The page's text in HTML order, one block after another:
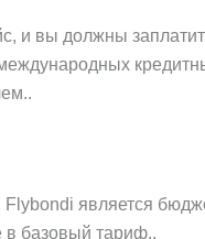
и вы должны
является
в базовый тариф..